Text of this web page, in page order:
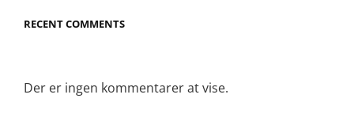
RECENT COMMENTS
Der er ingen kommentarer at vise.